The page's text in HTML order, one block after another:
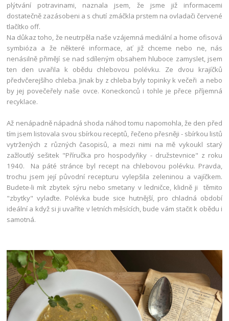
plýtvání potravinami, naznala jsem, že jsme již informacemi
dostatečně zazásobeni a s chutí zmáčkla prstem na ovladači červené
tlačítko off.
Na důkaz toho, že neutrpěla naše vzájemná mediální a home ofisová
symbióza a že některé informace, ať již chceme nebo ne, nás
nenásilně přimějí se nad sdíleným obsahem hluboce zamyslet, jsem
ten den uvařila k obědu chlebovou polévku. Ze dvou krajíčků
předvčerejšího chleba. Jinak by z chleba byly topinky k večeři a nebo
by jej povečeřely naše ovce. Koneckonců i tohle je přece příjemná
recyklace.
Až nenápadně nápadná shoda náhod tomu napomohla, že den před
tím jsem listovala svou sbírkou receptů, řečeno přesněji - sbírkou listů
vytržených z různých časopisů, a mezi nimi na mě vykoukl starý
zažloutlý sešitek "Příručka pro hospodyňky - družstevnice" z roku
1940. Na páté stránce byl recept na chlebovou polévku. Pravda,
trochu jsem její původní recepturu vylepšila zeleninou a vajíčkem.
Budete-li mít zbytek sýru nebo smetany v ledničce, klidně ji těmito
"zbytky" vylaďte. Polévka bude sice hutnější, pro chladná období
ideální a když si ji uvaříte v letních měsících, bude vám stačit k obědu i
samotná.